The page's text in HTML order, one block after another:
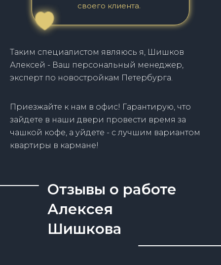
своего клиента.
Таким специалистом являюсь я, Шишков
Алексей - Ваш персональный менеджер,
эксперт по новостройкам Петербурга.
Приезжайте к нам в офис! Гарантирую, что
зайдете в наши двери провести время за
чашкой кофе, а уйдете - с лучшим вариантом
квартиры в кармане!
Отзывы о работе
Алексея
Шишкова